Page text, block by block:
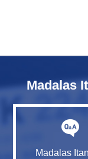
Madalas
Madalas